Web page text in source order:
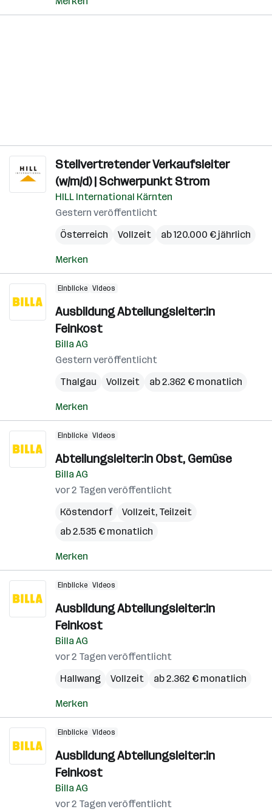
Stellvertretender Verkaufsleiter
(w/m/d) | Schwerpunkt Strom
HILL International Kärnten
Gestern veröffentlicht
Österreich
Vollzeit ab 120.000 € jährlich
Merken
Einblicke Videos
Ausbildung Abteilungsleiter:in
Feinkost
Billa AG
Gestern veröffentlicht
Thalgau
Vollzeit ab 2.362 € monatlich
Merken
Einblicke Videos
Abteilungsleiter:in Obst, Gemüse
Billa AG
vor 2 Tagen veröffentlicht
Köstendorf
Vollzeit, Teilzeit
ab 2.535 € monatlich
Merken
Einblicke Videos
Ausbildung Abteilungsleiter:in
Feinkost
Billa AG
vor 2 Tagen veröffentlicht
Hallwang
Vollzeit ab 2.362 € monatlich
Merken
Einblicke Videos
Ausbildung Abteilungsleiter:in
Feinkost
Billa AG
vor 2 Tagen veröffentlicht